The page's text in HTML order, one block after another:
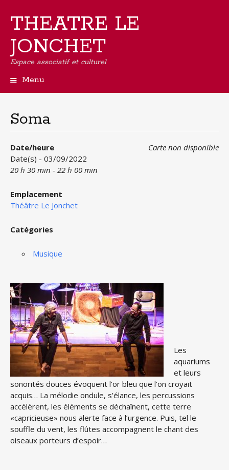
THEATRE LE
JONCHET
Espace associatif et culturel
Menu
principal
Soma
Carte non disponible
Date/heure
Date(s) - 03/09/2022
20 h 30 min - 22 h 00 min
Emplacement
Théâtre Le Jonchet
Catégories
Musique
Les
aquariums
et leurs
sonorités douces évoquent l’or bleu que l’on croyait
acquis… La mélodie ondule, s’élance, les percussions
accélèrent, les éléments se déchaînent, cette terre
«capricieuse» nous alerte face à l’urgence. Puis, tel le
souffle du vent, les flûtes accompagnent le chant des
oiseaux porteurs d’espoir…